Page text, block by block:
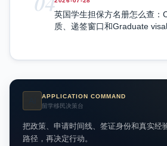
英国学生担保方名册怎么查：
质、递签窗口和Graduate
APPLICATION COMMAND
留学移民决策台
把政策、申请时间线、签证身份和真实经
路径，再决定行动。